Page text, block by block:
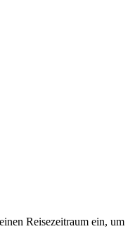
Reisezeitraum ein, um